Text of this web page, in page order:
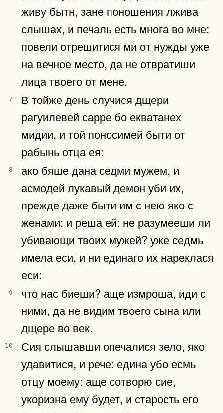
живу бытн, зане поношения лжива
слышах, и печаль есть многа во мне:
повели отрешитися ми от нужды уже
на вечное место, да не отвратиши
лица твоего от мене.
7
В тойже день случися дщери
рагуилевей сарре бо екватанех
мидии, и той поносимей быти от
рабынь отца ея:
8
ако бяше дана седми мужем, и
асмодей лукавый демон уби их,
прежде даже быти им с нею яко с
женами: и реша ей: не разумееши ли
убивающи твоих мужей? уже седмь
имела еси, и ни единаго их нареклася
еси:
9
что нас биеши? аще измроша, иди с
ними, да не видим твоего сына или
дщере во век.
10
Сия слышавши опечалися зело, яко
удавитися, и рече: едина убо есмь
отцу моему: аще сотворю сие,
укоризна ему будет, и старость его